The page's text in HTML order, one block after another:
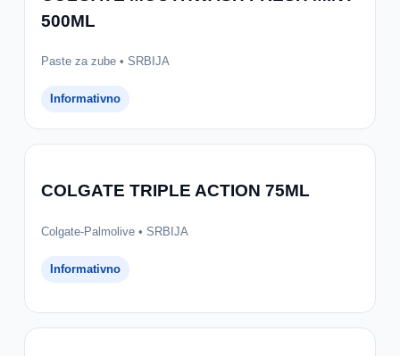
500ML
Paste za zube • SRBIJA
Informativno
COLGATE TRIPLE ACTION 75ML
Colgate-Palmolive • SRBIJA
Informativno